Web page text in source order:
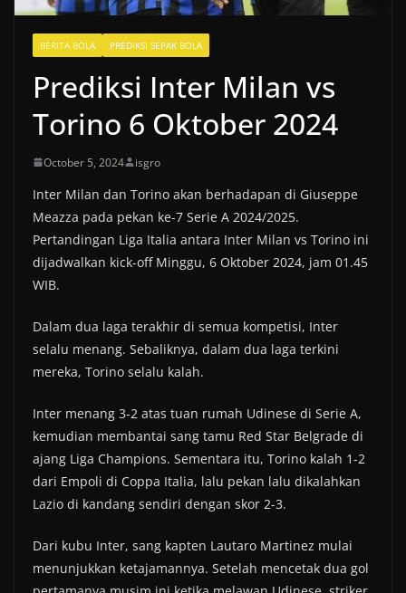
BERITA BOLA PREDIKSI SEPAK BOLA
Prediksi Inter Milan vs
Torino 6 Oktober 2024
October 5, 2024 isgro
Inter Milan dan Torino akan berhadapan di Giuseppe
Meazza pada pekan ke-7 Serie A 2024/2025.
Pertandingan Liga Italia antara Inter Milan vs Torino ini
dijadwalkan kick-off Minggu, 6 Oktober 2024, jam 01.45
WIB.
Dalam dua laga terakhir di semua kompetisi, Inter
selalu menang. Sebaliknya, dalam dua laga terkini
mereka, Torino selalu kalah.
Inter menang 3-2 atas tuan rumah Udinese di Serie A,
kemudian membantai sang tamu Red Star Belgrade di
ajang Liga Champions. Sementara itu, Torino kalah 1-2
dari Empoli di Coppa Italia, lalu pekan lalu dikalahkan
Lazio di kandang sendiri dengan skor 2-3.
Dari kubu Inter, sang kapten Lautaro Martinez mulai
menunjukkan ketajamannya. Setelah mencetak dua gol